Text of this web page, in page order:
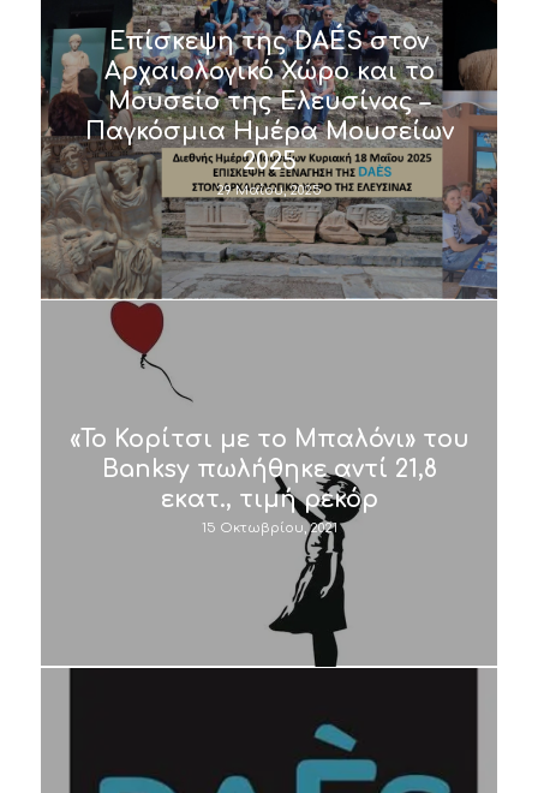
Επίσκεψη της DAÉS στον
Αρχαιολογικό Χώρο και το
Μουσείο της Ελευσίνας –
Παγκόσμια Ημέρα Μουσείων
2025
29 Μαΐου, 2025
«Το Κορίτσι με το Μπαλόνι» του
Banksy πωλήθηκε αντί 21,8
εκατ., τιμή ρεκόρ
15 Οκτωβρίου, 2021